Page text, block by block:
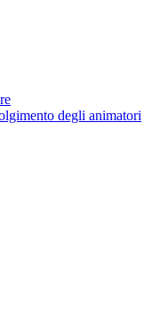
degli animatori